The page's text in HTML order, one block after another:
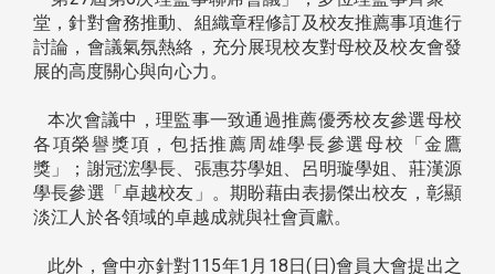
堂，針對會務推動、組織章程修訂及校友推薦事項進行
討論，會議氣氛熱絡，充分展現校友對母校及校友會發
展的高度關心與向心力。
本次會議中，理監事一致通過推薦優秀校友參選母校
各項榮譽獎項，包括推薦周雄學長參選母校「金鷹
獎」；謝冠浤學長、張惠芬學姐、呂明璇學姐、莊漢源
學長參選「卓越校友」。期盼藉由表揚傑出校友，彰顯
淡江人於各領域的卓越成就與社會貢獻。
此外，會中亦針對115年1月18日(日)會員大會提出之